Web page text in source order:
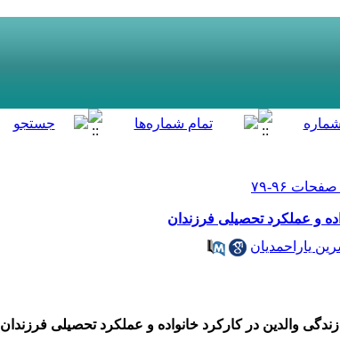
و عملکرد تحصیلی فرزندان
یاراحمدیان
والدین در کارکرد خانواده و عملکرد تحصیلی فرزندان